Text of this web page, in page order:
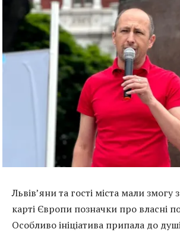
Львів’яни та гості міста мали
карті Європи позначки про власні
Особливо ініціатива припала до